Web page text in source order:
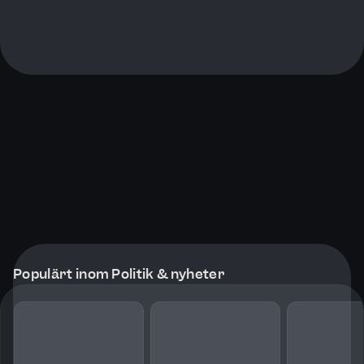
Populärt inom Politik & nyheter